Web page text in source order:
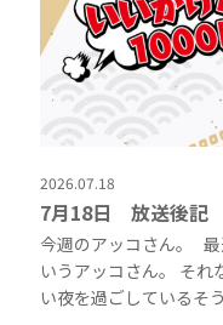
2026.07.18
7月18日 放送後記
今週のアッコさん。
いうアッコさん。 それ
い夜を過ごしているそ